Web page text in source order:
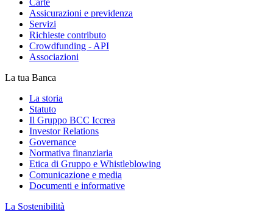
Assicurazioni e previdenza
Servizi
Richieste contributo
Crowdfunding - API
Associazioni
La tua Banca
La storia
Statuto
Il Gruppo BCC Iccrea
Investor Relations
Governance
Normativa finanziaria
Etica di Gruppo e Whistleblowing
Comunicazione e media
Documenti e informative
La Sostenibilità